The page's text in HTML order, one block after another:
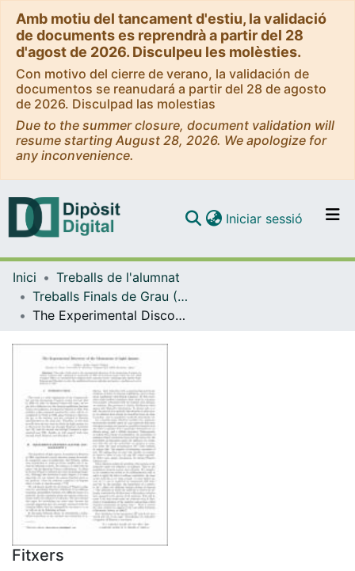
Amb motiu del tancament d'estiu, la validació
de documents es reprendrà a partir del 28
d'agost de 2026. Disculpeu les molèsties.
Con motivo del cierre de verano, la validación de
documentos se reanudará a partir del 28 de agosto
de 2026. Disculpad las molestias
Due to the summer closure, document validation will
resume starting August 28, 2026. We apologize for
any inconvenience.
Navega per tot el DD
Contacte
Iniciar sessió (current)
Inici
Treballs de l'alumnat
Treballs Finals de Grau (TFG) - Física
The Experimental Discovery of the Momentum of Light Quanta
Fitxers